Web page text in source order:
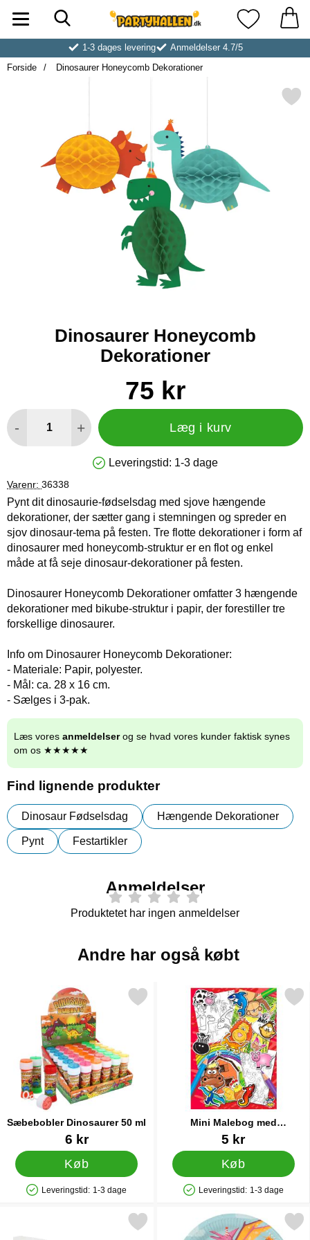
Startside for Partyhallen AB Mine
1-3 dages levering
Anmeldelser 4.7/5
Forside
Dinosaurer Honeycomb Dekorationer
Markér dinosaurer
Dinosaurer Honeycomb
Dekorationer
Køb dette produkt Dinosaurer Honeycomb Dekorationer
pris
75 kr
- + Læg i kurv
Produkttilgængelighed: På lager
Leveringstid: 1-3 dage
Varenr: 36338
Pynt dit dinosaurie-fødselsdag med sjove hængende
dekorationer, der sætter gang i stemningen og spreder en
sjov dinosaur-tema på festen. Tre flotte dekorationer i form af
dinosaurer med honeycomb-struktur er en flot og enkel
måde at få seje dinosaur-dekorationer på festen.
Dinosaurer Honeycomb Dekorationer omfatter 3 hængende
dekorationer med bikube-struktur i papir, der forestiller tre
forskellige dinosaurer.
Info om Dinosaurer Honeycomb Dekorationer:
- Materiale: Papir, polyester.
- Mål: ca. 28 x 16 cm.
- Sælges i 3-pak.
Læs vores anmeldelserog se hvad vores kunder faktisk synes
om os ★★★★★
Find lignende produkter
Dinosaur Fødselsdag Hængende Dekorationer
Pynt Festartikler
Anmeldelser
Produktetet har ingen anmeldelser
Andre har også købt
Sæbebobler Dinosaurer 50 ml
Varenr 869826 kr
Køb
Produkttilgængelighed: På lager
Leveringstid: 1-3 dage
Markér sæbebobler Dinosaurer 50 ml som favorit
Mini Malebog med
Klistermærker
Varenr 261205 kr
Køb
Produkttilgængelighed: På lager
Leveringstid: 1-3 dage
Markér mini Malebog med
Markér dinosaurer Plastdug som favoritMarkér tallerkener